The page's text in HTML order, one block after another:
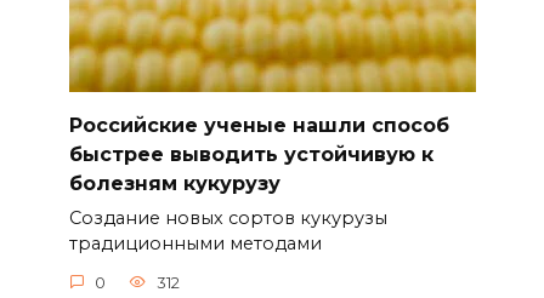
Российские ученые нашли способ
быстрее выводить устойчивую к
болезням кукурузу
Создание новых сортов кукурузы
традиционными методами
0 312